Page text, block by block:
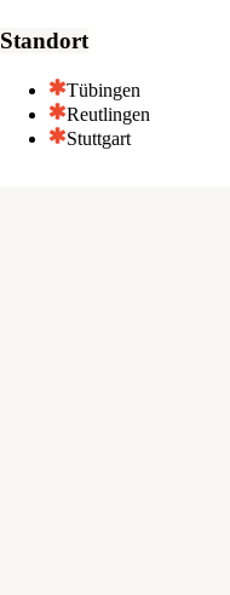
Standort
Tübingen
Reutlingen
Stuttgart